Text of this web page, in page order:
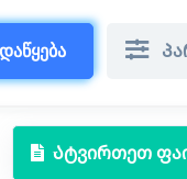
დაწყება
Ატვირთეთ